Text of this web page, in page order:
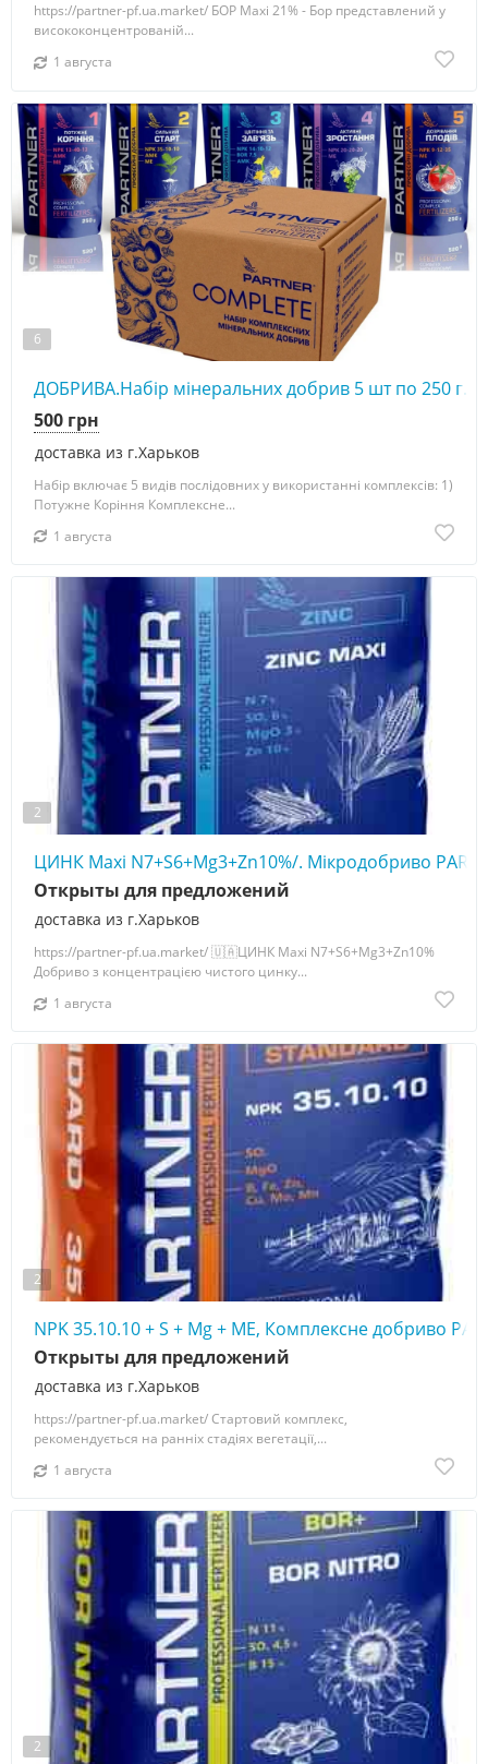
https://partner-pf.ua.market/ БОР Maxi 21% - Бор представлений у
висококонцентрованій...
1 августа
6
ДОБРИВА.Набір мінеральних добрив 5 шт по 250 г.
доставка из г.Харьков
500 грн
Набір включає 5 видів послідовних у використанні комплексів: 1)
Потужне Коріння Комплексне...
1 августа
2
ЦИНК Maxi N7+S6+Mg3+Zn10%/. Мікродобриво
доставка из г.Харьков
Открыты для предложений
https://partner-pf.ua.market/ 🇺🇦ЦИНК Maxi N7+S6+Mg3+Zn10%
Добриво з концентрацією чистого цинку...
1 августа
2
NPK 35.10.10 + S + Mg + МЕ, Комплексне добриво
доставка из г.Харьков
Открыты для предложений
https://partner-pf.ua.market/ Стартовий комплекс,
рекомендується на ранніх стадіях вегетації,...
1 августа
2